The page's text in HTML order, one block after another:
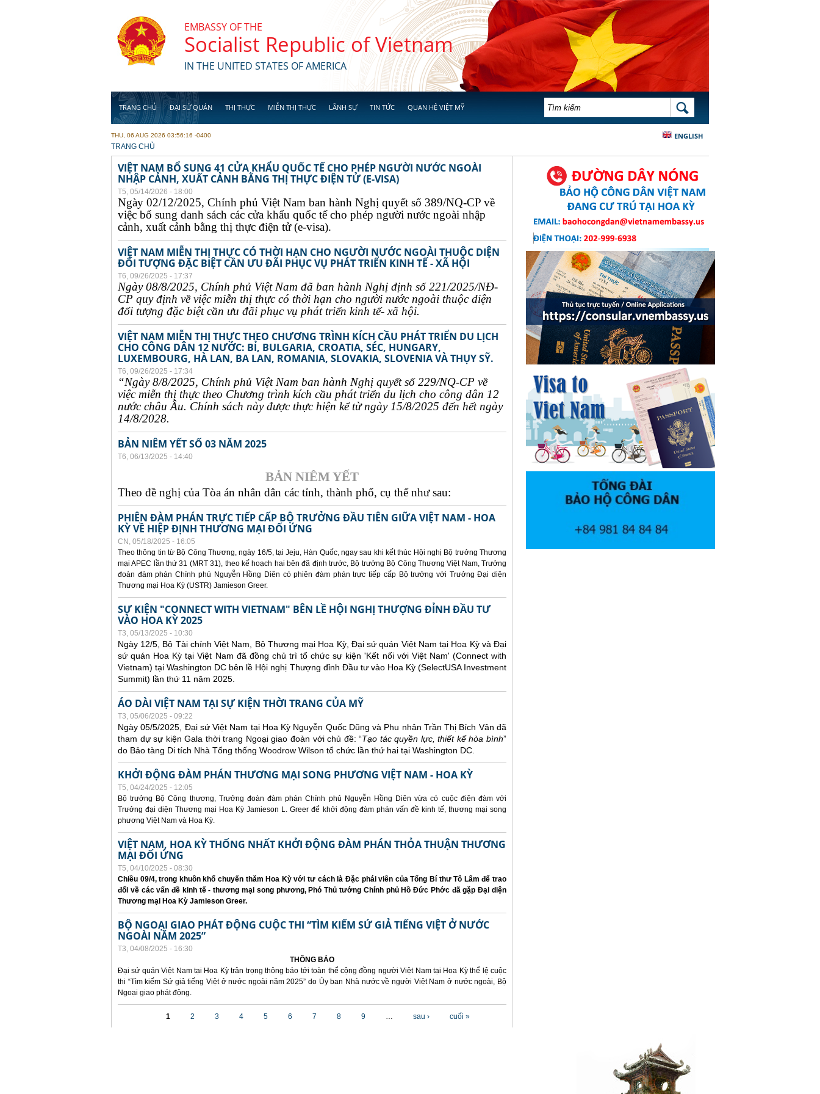
EMBASSY OF THE
Socialist Republic of Vietnam
IN THE UNITED STATES OF AMERICA
TRANG CHỦ ĐẠI SỨ QUÁN THỊ THỰC MIỄN THỊ THỰC LÃNH SỰ TIN TỨC QUAN HỆ VIỆT MỸ BIỂU MẪU TÌM KIẾM TÌM KIẾM
ENGLISH
THU, 06 AUG 2026 03:56:16 -0400
YOU ARE HERE
TRANG CHỦ
VIỆT NAM BỔ SUNG 41 CỬA KHẨU QUỐC TẾ CHO PHÉP NGƯỜI NƯỚC NGOÀI
NHẬP CẢNH, XUẤT CẢNH BẰNG THỊ THỰC ĐIỆN TỬ (E-VISA)
T5, 05/14/2026 - 18:00
Ngày 02/12/2025, Chính phủ Việt Nam ban hành Nghị quyết số 389/NQ-CP về
việc bổ sung danh sách các cửa khẩu quốc tế cho phép người nước ngoài nhập
cảnh, xuất cảnh bằng thị thực điện tử (e-visa).
VIỆT NAM MIỄN THỊ THỰC CÓ THỜI HẠN CHO NGƯỜI NƯỚC NGOÀI THUỘC DIỆN
ĐỐI TƯỢNG ĐẶC BIỆT CẦN ƯU ĐÃI PHỤC VỤ PHÁT TRIỂN KINH TẾ - XÃ HỘI
T6, 09/26/2025 - 17:37
Ngày 08/8/2025, Chính phủ Việt Nam đã ban hành Nghị định số 221/2025/NĐ-
CP quy định về việc miễn thị thực có thời hạn cho người nước ngoài thuộc diện
đối tượng đặc biệt cần ưu đãi phục vụ phát triển kinh tế- xã hội.
VIỆT NAM MIỄN THỊ THỰC THEO CHƯƠNG TRÌNH KÍCH CẦU PHÁT TRIỂN DU LỊCH
CHO CÔNG DÂN 12 NƯỚC: BỈ, BULGARIA, CROATIA, SÉC, HUNGARY,
LUXEMBOURG, HÀ LAN, BA LAN, ROMANIA, SLOVAKIA, SLOVENIA VÀ THỤY SỸ.
T6, 09/26/2025 - 17:34
“Ngày 8/8/2025, Chính phủ Việt Nam ban hành Nghị quyết số 229/NQ-CP về
việc miễn thị thực theo Chương trình kích cầu phát triển du lịch cho công dân 12
nước châu Âu. Chính sách này được thực hiện kể từ ngày 15/8/2025 đến hết ngày
14/8/2028.
BẢN NIÊM YẾT SỐ 03 NĂM 2025
T6, 06/13/2025 - 14:40
BẢN NIÊM YẾT
Theo đề nghị của Tòa án nhân dân các tỉnh, thành phố, cụ thể như sau:
PHIÊN ĐÀM PHÁN TRỰC TIẾP CẤP BỘ TRƯỞNG ĐẦU TIÊN GIỮA VIỆT NAM - HOA
KỲ VỀ HIỆP ĐỊNH THƯƠNG MẠI ĐỐI ỨNG
CN, 05/18/2025 - 16:05
Theo thông tin từ Bộ Công Thương, ngày 16/5, tại Jeju, Hàn Quốc, ngay sau khi kết thúc Hội nghị Bộ trưởng Thương
mại APEC lần thứ 31 (MRT 31), theo kế hoạch hai bên đã định trước, Bộ trưởng Bộ Công Thương Việt Nam, Trưởng
đoàn đàm phán Chính phủ Nguyễn Hồng Diên có phiên đàm phán trực tiếp cấp Bộ trưởng với Trưởng Đại diện
Thương mại Hoa Kỳ (USTR) Jamieson Greer.
SỰ KIỆN "CONNECT WITH VIETNAM" BÊN LỀ HỘI NGHỊ THƯỢNG ĐỈNH ĐẦU TƯ
VÀO HOA KỲ 2025
T3, 05/13/2025 - 10:30
Ngày 12/5, Bộ Tài chính Việt Nam, Bộ Thương mại Hoa Kỳ, Đại sứ quán Việt Nam tại Hoa Kỳ và Đại
sứ quán Hoa Kỳ tại Việt Nam đã đồng chủ trì tổ chức sự kiện 'Kết nối với Việt Nam' (Connect with
Vietnam) tại Washington DC bên lề Hội nghị Thượng đỉnh Đầu tư vào Hoa Kỳ (SelectUSA Investment
Summit) lần thứ 11 năm 2025.
ÁO DÀI VIỆT NAM TẠI SỰ KIỆN THỜI TRANG CỦA MỸ
T3, 05/06/2025 - 09:22
Ngày 05/5/2025, Đại sứ Việt Nam tại Hoa Kỳ Nguyễn Quốc Dũng và Phu nhân Trần Thị Bích Vân đã
tham dự sự kiện Gala thời trang Ngoại giao đoàn với chủ đề: “Tạo tác quyền lực, thiết kế hòa bình”
do Bảo tàng Di tích Nhà Tổng thống Woodrow Wilson tổ chức lần thứ hai tại Washington DC.
KHỞI ĐỘNG ĐÀM PHÁN THƯƠNG MẠI SONG PHƯƠNG VIỆT NAM - HOA KỲ
T5, 04/24/2025 - 12:05
Bộ trưởng Bộ Công thương, Trưởng đoàn đàm phán Chính phủ Nguyễn Hồng Diên vừa có cuộc điện đàm với
Trưởng đại diện Thương mại Hoa Kỳ Jamieson L. Greer để khởi động đàm phán vấn đề kinh tế, thương mại song
phương Việt Nam và Hoa Kỳ.
VIỆT NAM, HOA KỲ THỐNG NHẤT KHỞI ĐỘNG ĐÀM PHÁN THỎA THUẬN THƯƠNG
MẠI ĐỐI ỨNG
T5, 04/10/2025 - 08:30
Chiều 09/4, trong khuôn khổ chuyến thăm Hoa Kỳ với tư cách là Đặc phái viên của Tổng Bí thư Tô Lâm để trao
đổi về các vấn đề kinh tế - thương mại song phương, Phó Thủ tướng Chính phủ Hồ Đức Phớc đã gặp Đại diện
Thương mại Hoa Kỳ Jamieson Greer.
BỘ NGOẠI GIAO PHÁT ĐỘNG CUỘC THI “TÌM KIẾM SỨ GIẢ TIẾNG VIỆT Ở NƯỚC
NGOÀI NĂM 2025”
T3, 04/08/2025 - 16:30
THÔNG BÁO
Đại sứ quán Việt Nam tại Hoa Kỳ trân trọng thông báo tới toàn thể cộng đồng người Việt Nam tại Hoa Kỳ thể lệ cuộc
thi “Tìm kiếm Sứ giả tiếng Việt ở nước ngoài năm 2025” do Ủy ban Nhà nước về người Việt Nam ở nước ngoài, Bộ
Ngoại giao phát động.
1 2 3 4 5 6 7 8 9 … sau › cuối »